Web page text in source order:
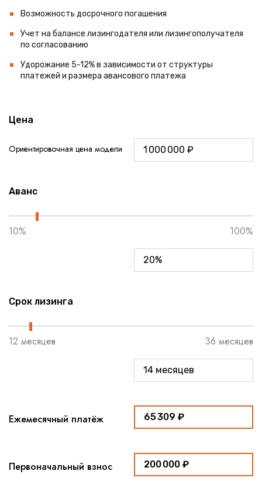
Возможность досрочного погашения
Учет на балансе лизингодателя или лизингополучателя
по согласованию
Удорожание 5-12% в зависимости от структуры
платежей и размера авансового платежа
Цена
Ориентировочная цена модели
Аванс
10% 100%
Срок лизинга
12 месяцев 36 месяцев
Ежемесячный платёж
Первоначальный взнос